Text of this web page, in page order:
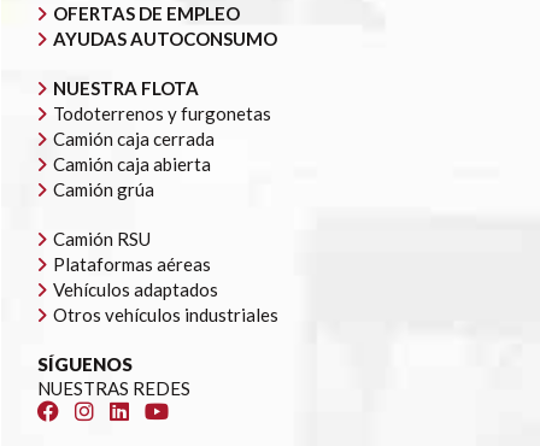
OFERTAS DE EMPLEO
AYUDAS AUTOCONSUMO
NUESTRA FLOTA
Todoterrenos y furgonetas
Camión caja cerrada
Camión caja abierta
Camión grúa
Camión RSU
Plataformas aéreas
Vehículos adaptados
Otros vehículos industriales
SÍGUENOS
NUESTRAS REDES